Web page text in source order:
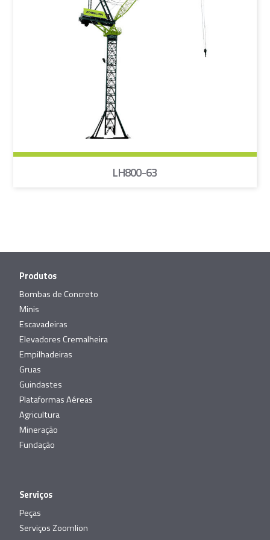
LH800-63
Produtos
Bombas de Concreto
Minis
Escavadeiras
Elevadores Cremalheira
Empilhadeiras
Gruas
Guindastes
Plataformas Aéreas
Agricultura
Mineração
Fundação
Serviços
Peças
Serviços Zoomlion